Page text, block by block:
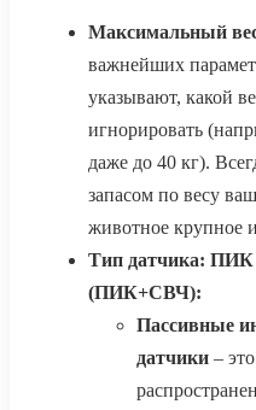
Максимальный
важнейших
указывают, какой
игнорировать
даже до 40 кг).
запасом по весу
животное крупное
Тип датчика: ПИК
(ПИК+СВЧ):
Пассивные
датчики –